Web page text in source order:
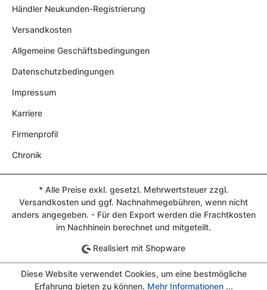
Händler Neukunden-Registrierung
Versandkosten
Allgemeine Geschäftsbedingungen
Datenschutzbedingungen
Impressum
Karriere
Firmenprofil
Chronik
* Alle Preise exkl. gesetzl. Mehrwertsteuer zzgl.
Versandkosten und ggf. Nachnahmegebühren, wenn nicht
anders angegeben. - Für den Export werden die Frachtkosten
im Nachhinein berechnet und mitgeteilt.
Realisiert mit Shopware
Diese Website verwendet Cookies, um eine bestmögliche
Erfahrung bieten zu können. Mehr Informationen ...